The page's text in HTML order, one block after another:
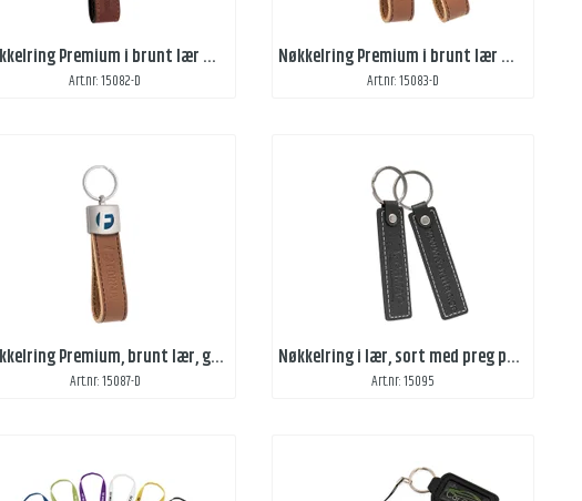
Nøkkelring Premium i brunt lær med domedekal og preg 1 side
Art.nr: 15082-D
Nøkkelring Premium i brunt lær med domedekal og preg 2 sider
Art.nr: 15083-D
Nøkkelring Premium, brunt lær, gravering, preget
Art.nr: 15087-D
Nøkkelring i lær, sort med preg på 2 sider
Art.nr: 15095